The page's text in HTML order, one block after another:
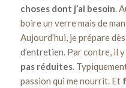
choses dont j’ai besoin.
boire un verre mais de
Aujourd’hui, je prépare
d’entretien. Par contre, il y
pas réduites.
passion qui me nourrit. Et